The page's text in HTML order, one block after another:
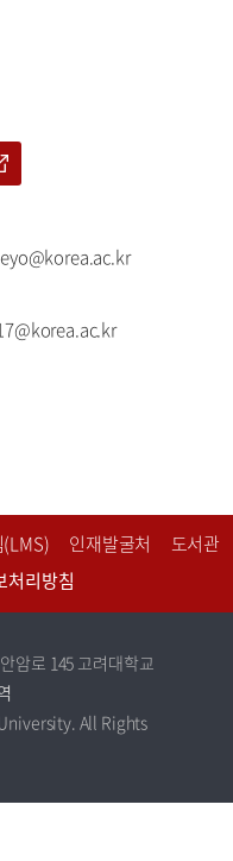
인재발굴처
도서관
처리방침
암로 145 고려대학교
All Rights